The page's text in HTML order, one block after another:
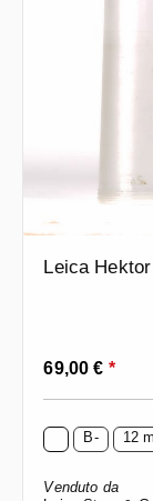
Leica
Prezzo
69,00 € *
B- 12
Venduto da